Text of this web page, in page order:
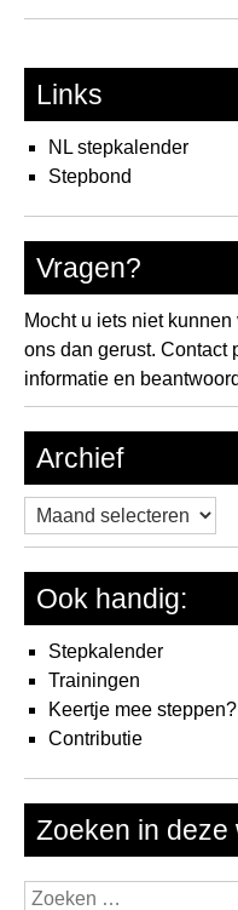
Links
NL stepkalender
Stepbond
Vragen?
Mocht u iets niet
ons dan gerust. Contact
informatie en
Archief
Archief
Ook handig:
Stepkalender
Trainingen
Keertje mee steppen?
Contributie
Zoeken in deze
Zoeken